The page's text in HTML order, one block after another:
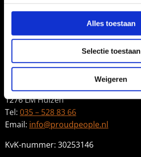
Alles toestaan
Selectie toestaan
Weigeren
Contactgegevens
Huizermaatweg 550c
1276 LM Huizen
Tel: 035 – 528 83 66
Email: info@proudpeople.nl
KvK-nummer: 30253146